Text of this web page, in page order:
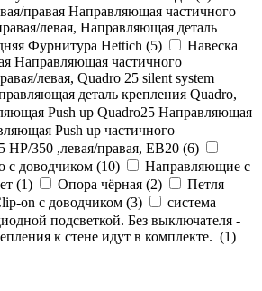
правая Направляющая частичного
левая, Направляющая деталь
Фурнитура Hettich (5)
Навеска
Направляющая частичного
левая, Quadro 25 silent system
деталь крепления Quadro,
Push up Quadro25 Направляющая
Push up частичного
НР/350 ,левая/правая, ЕВ20 (6)
с доводчиком (10)
Направляющие с
(1) Опора чёрная (2)
Петля
on с доводчиком (3)
система
подсветкой. Без выключателя -
к стене идут в комплекте. (1)